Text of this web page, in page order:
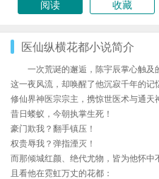
阅读
收藏
医仙纵横花都小说简介
一次荒诞的邂逅，陈宇辰掌心触及
这一夜风流，却唤醒了他沉寂千年的记
修仙界神医宗宗主，携惊世医术与通天
昔日蝼蚁，今朝执掌生死！
豪门欺我？翻手镇压！
权贵辱我？弹指湮灭！
而那倾城红颜、绝代尤物，皆为他怀
且看他在霓虹万丈的花都：